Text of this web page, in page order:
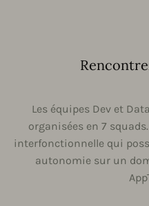
Les équipes Dev et
organisées en 7
interfonctionnelle qui
autonomie sur un